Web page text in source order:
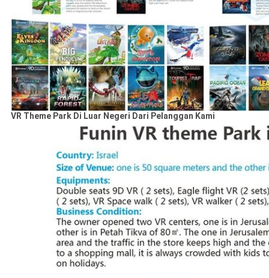
VR Theme Park Di Luar Negeri Dari Pelanggan Kami